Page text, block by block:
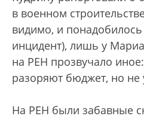
в военном
видимо, и понадобилось
инцидент), лишь у
на РЕН прозвучало
разоряют бюджет, но
На РЕН были забавные